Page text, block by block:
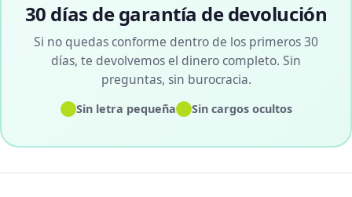
30 días de garantía de devolución
Si no quedas conforme dentro de los primeros 30
días, te devolvemos el dinero completo. Sin
preguntas, sin burocracia.
✓Sin letra pequeña✓Sin cargos ocultos